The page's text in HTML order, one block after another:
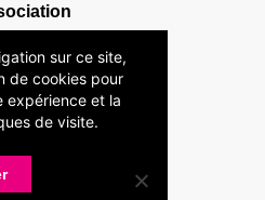
adhérent
partenaire
sur ce site,
de cookies pour
expérience et la
de visite.